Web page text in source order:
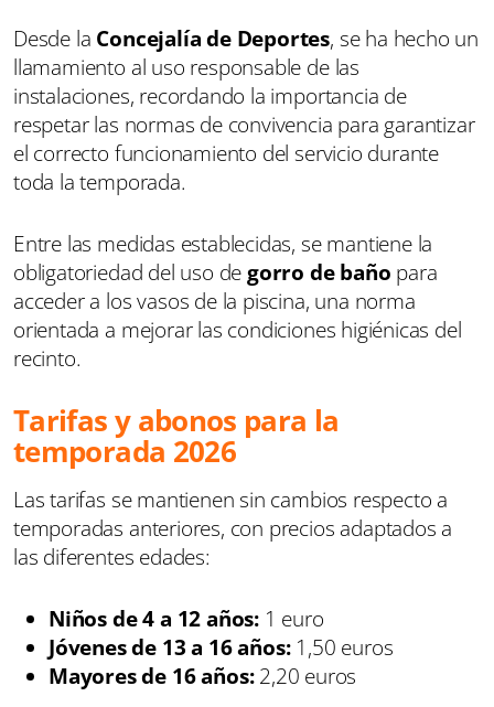
Desde la Concejalía de Deportes, se ha hecho un
llamamiento al uso responsable de las
instalaciones, recordando la importancia de
respetar las normas de convivencia para garantizar
el correcto funcionamiento del servicio durante
toda la temporada.
Entre las medidas establecidas, se mantiene la
obligatoriedad del uso degorro de baño para
acceder a los vasos de la piscina, una norma
orientada a mejorar las condiciones higiénicas del
recinto.
Tarifas y abonos para la
temporada 2026
Las tarifas se mantienen sin cambios respecto a
temporadas anteriores, con precios adaptados a
las diferentes edades:
Niños de 4 a 12 años: 1 euro
Jóvenes de 13 a 16 años:1,50 euros
Mayores de 16 años:2,20 euros